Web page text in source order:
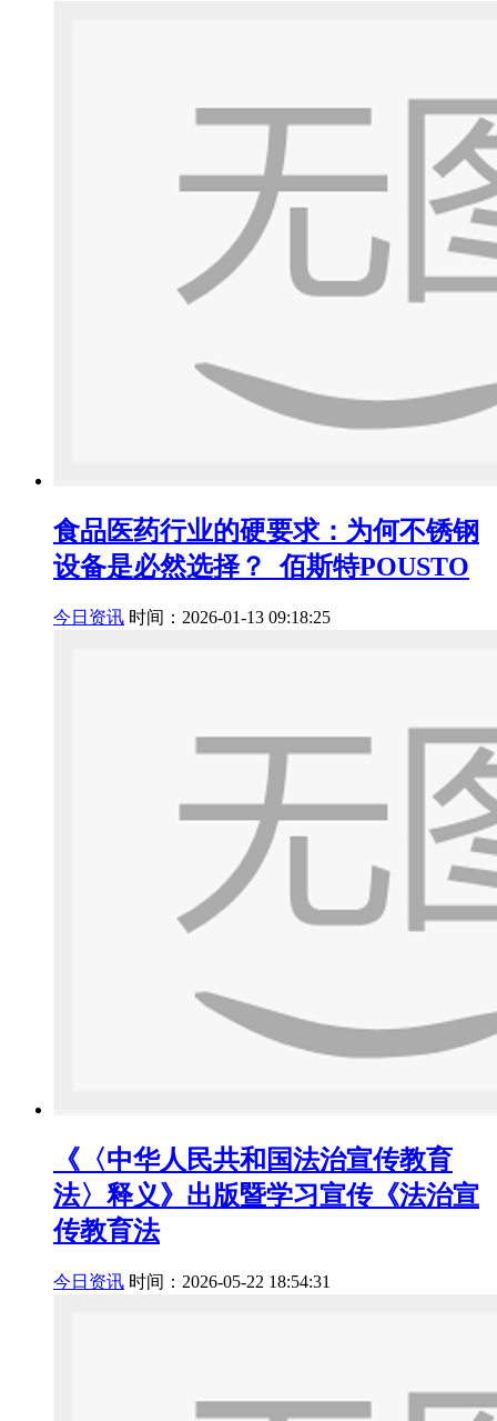
食品医药行业的硬要求：为何不锈钢
设备是必然选择？_佰斯特POUSTO
今日资讯 时间：2026-01-13 09:18:25
《〈中华人民共和国法治宣传教育
法〉释义》出版暨学习宣传《法治宣
传教育法
今日资讯 时间：2026-05-22 18:54:31